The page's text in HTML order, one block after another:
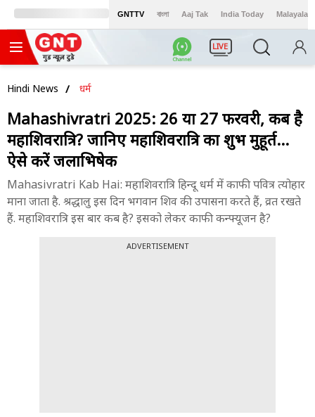
GNTTV বাংলা Aaj Tak India Today Malayalam
LIVE
Hindi News धर्म
Mahashivratri 2025: 26 या 27 फरवरी, कब है
महाशिवरात्रि? जानिए महाशिवरात्रि का शुभ मुहूर्त...
ऐसे करें जलाभिषेक
Mahasivratri Kab Hai: महाशिवरात्रि हिन्दू धर्म में काफी पवित्र त्योहार
माना जाता है. श्रद्धालु इस दिन भगवान शिव की उपासना करते हैं, व्रत रखते
हैं. महाशिवरात्रि इस बार कब है? इसको लेकर काफी कन्फ्यूजन है?
ADVERTISEMENT